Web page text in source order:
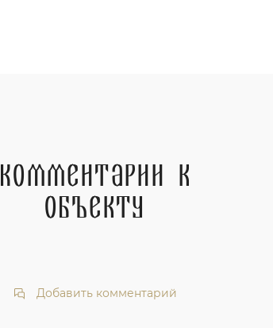
Комментарии к
объекту
Добавить комментарий